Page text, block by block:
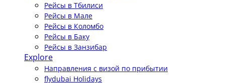
Рейсы в Тбилиси
Рейсы в Мале
Рейсы в Коломбо
Рейсы в Баку
Рейсы в Занзибар
Explore
Направления с визой по прибытии
flydubai Holidays